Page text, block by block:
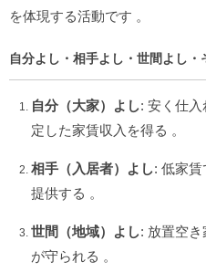
を体現する活動です 。
自分よし・相手よし・世間よし・
自分（大家）よし: 安く仕
定した家賃収入を得る 。
相手（入居者）よし: 低家
提供する 。
世間（地域）よし: 放置空
が守られる 。